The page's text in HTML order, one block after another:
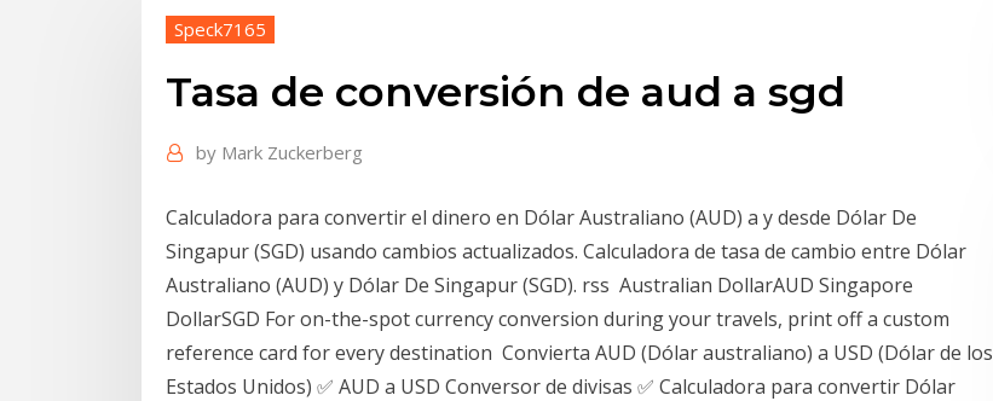
Speck7165
Tasa de conversión de aud a sgd
by Mark Zuckerberg
Calculadora para convertir el dinero en Dólar Australiano (AUD) a y desde Dólar De
Singapur (SGD) usando cambios actualizados. Calculadora de tasa de cambio entre Dólar
Australiano (AUD) y Dólar De Singapur (SGD). rss Australian DollarAUD Singapore
DollarSGD For on-the-spot currency conversion during your travels, print off a custom
reference card for every destination Convierta AUD (Dólar australiano) a USD (Dólar de los
Estados Unidos) ✅ AUD a USD Conversor de divisas ✅ Calculadora para convertir Dólar